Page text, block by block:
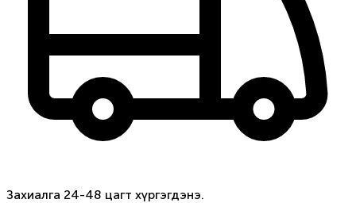
Захиалга 24-48 цагт хүргэгдэнэ.